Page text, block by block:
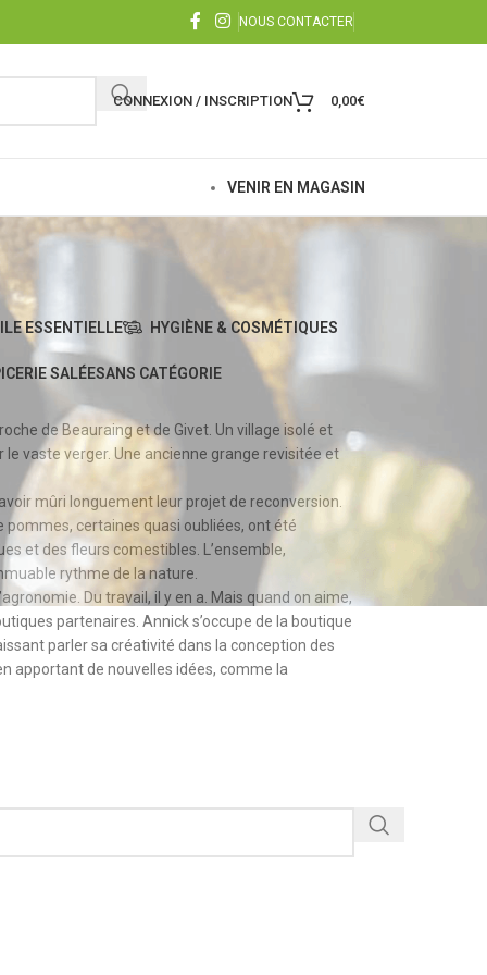
NOUS CONTACTER
CONNEXION / INSCRIPTION 0,00€
VENIR EN MAGASIN
ESSENTIELLE HYGIÈNE & COSMÉTIQUES
SALÉESANS CATÉGORIE
de Beauraing et de Givet. Un village isolé et
le vaste verger. Une ancienne grange revisitée et
mûri longuement leur projet de reconversion.
certaines quasi oubliées, ont été
et des fleurs comestibles. L’ensemble,
rythme de la nature.
Du travail, il y en a. Mais quand on aime,
partenaires. Annick s’occupe de la boutique
parler sa créativité dans la conception des
apportant de nouvelles idées, comme la